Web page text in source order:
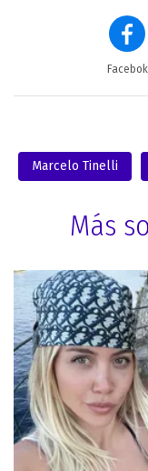
Facebok
Marcelo Tinelli
Más